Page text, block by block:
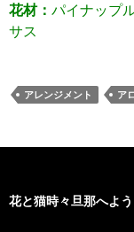
花材： パイナッ
サス
アレンジメント ア
花と猫時々旦那へよ